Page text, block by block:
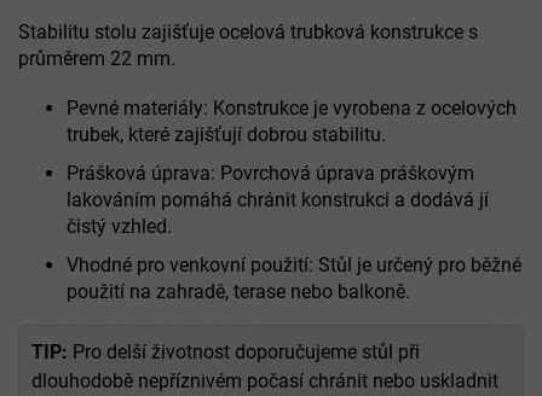
Stabilitu stolu zajišťuje ocelová trubková konstrukce s
průměrem 22 mm.
Pevné materiály: Konstrukce je vyrobena z ocelových
trubek, které zajišťují dobrou stabilitu.
Prášková úprava: Povrchová úprava práškovým
lakováním pomáhá chránit konstrukci a dodává jí
čistý vzhled.
Vhodné pro venkovní použití: Stůl je určený pro běžné
použití na zahradě, terase nebo balkoně.
TIP: Pro delší životnost doporučujeme stůl při
dlouhodobě nepříznivém počasí chránit nebo uskladnit